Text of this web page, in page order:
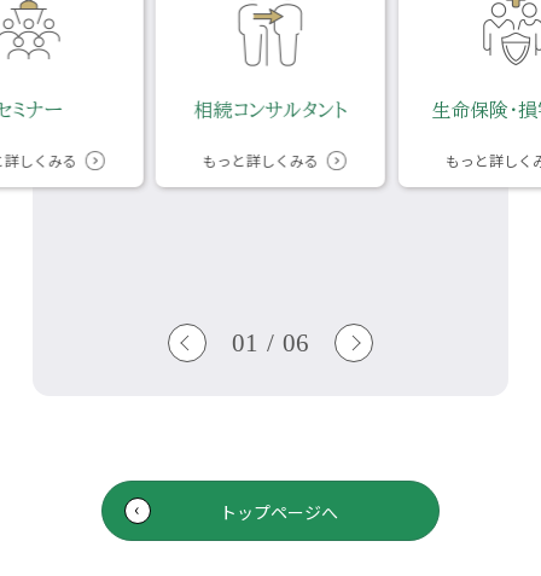
ミナー
しくみる
相続コンサルタント
もっと詳しくみる
生命保険・
もっと詳しく
01 / 06
トップページへ